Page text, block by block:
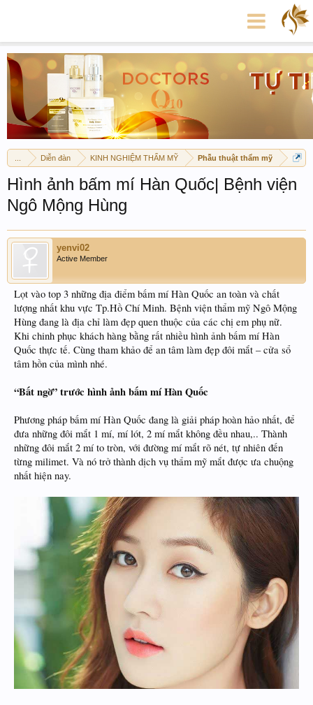
Diễn đàn KINH NGHIỆM THẨM MỸ Phẫu thuật thẩm mỹ
Hình ảnh bấm mí Hàn Quốc| Bệnh viện
Ngô Mộng Hùng
yenvi02
Active Member
Lọt vào top 3 những địa điểm bấm mí Hàn Quốc an toàn và chất
lượng nhất khu vực Tp.Hồ Chí Minh. Bệnh viện thẩm mỹ Ngô Mộng
Hùng đang là địa chỉ làm đẹp quen thuộc của các chị em phụ nữ.
Khi chinh phục khách hàng bằng rất nhiều hình ảnh bấm mí Hàn
Quốc thực tế. Cùng tham khảo để an tâm làm đẹp đôi mắt – cửa sổ
tâm hồn của mình nhé.
“Bất ngờ” trước hình ảnh bấm mí Hàn Quốc
Phương pháp bấm mí Hàn Quốc đang là giải pháp hoàn hảo nhất, để
đưa những đôi mắt 1 mí, mí lót, 2 mí mắt không đều nhau,.. Thành
những đôi mắt 2 mí to tròn, với đường mí mắt rõ nét, tự nhiên đến
từng milimet. Và nó trở thành dịch vụ thẩm mỹ mắt được ưa chuộng
nhất hiện nay.